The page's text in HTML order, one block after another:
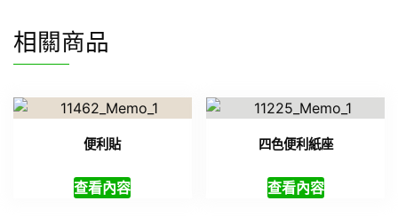
相關商品
便利貼
查看內容
四色便利紙座
查看內容